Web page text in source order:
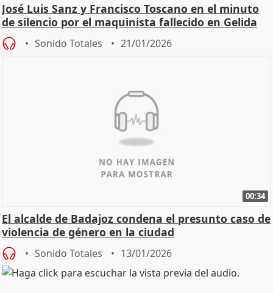
José Luis Sanz y Francisco Toscano en el minuto
de silencio por el maquinista fallecido en Gelida
Sonido Totales 21/01/2026
00:34
El alcalde de Badajoz condena el presunto caso de
violencia de género en la ciudad
Sonido Totales 13/01/2026